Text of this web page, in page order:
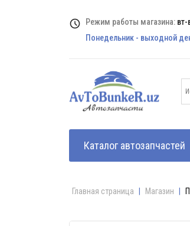
Режим работы магазина: вт-
Понедельник - выходной
Каталог автозапчастей
Главная страница Магазин